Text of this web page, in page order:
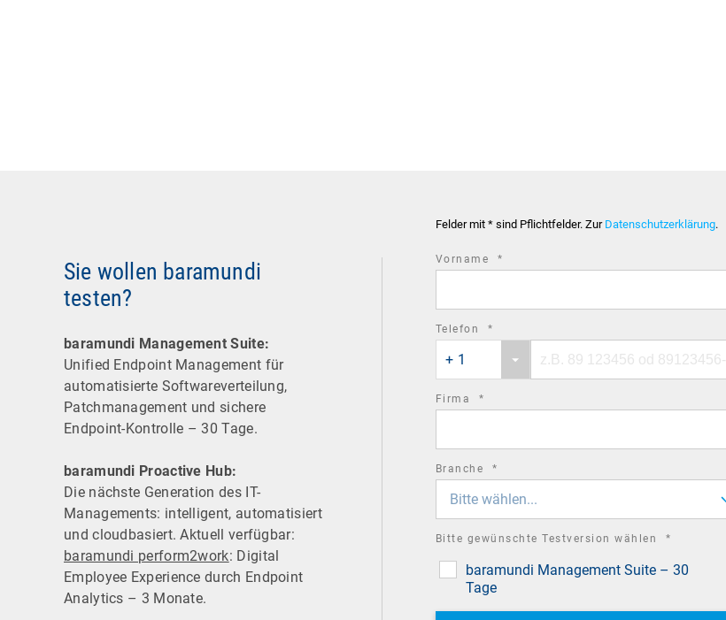
Sie wollen baramundi
testen?
baramundi Management Suite:
Unified Endpoint Management für
automatisierte Software­verteilung,
Patchmanagement und sichere
Endpoint-Kontrolle – 30 Tage.
baramundi Proactive Hub:
Die nächste Generation des IT-
Managements: intelligent, automatisiert
und cloudbasiert. Aktuell verfügbar:
baramundi perform2work: Digital
Employee Experience durch Endpoint
Analytics – 3 Monate.
Felder mit * sind Pflichtfelder. Zur Datenschutzerklärung.
Vorname *
Telefon *
country
code
+ 1
number
Firma *
Branche *
Bitte wählen...
Bitte gewünschte Testversion wählen *
baramundi Management Suite – 30
Tage